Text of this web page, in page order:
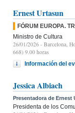
Ernest Urtasun
FÓRUM EUROPA.
Ministro de Cultura
26/01/2026 - Barcelona,
668) 9.00 horas
Información del
Jessica Albiach
Presentadora de Ernest
Presidenta de los